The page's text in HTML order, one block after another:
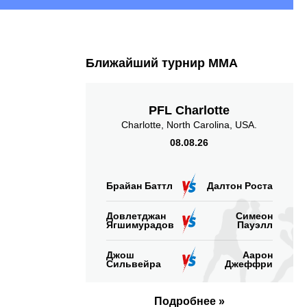
Ближайший турнир ММА
PFL Charlotte
Charlotte, North Carolina, USA.
08.08.26
Брайан Баттл Далтон Роста
Довлетджан
Ягшимурадов
Симеон
Пауэлл
Джош
Сильвейра
Аарон
Джеффри
Подробнее »